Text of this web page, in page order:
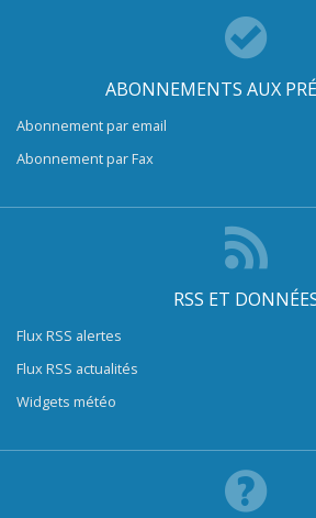
ABONNEMENTS AUX
Abonnement par email
Abonnement par Fax
RSS ET
Flux RSS alertes
Flux RSS actualités
Widgets météo